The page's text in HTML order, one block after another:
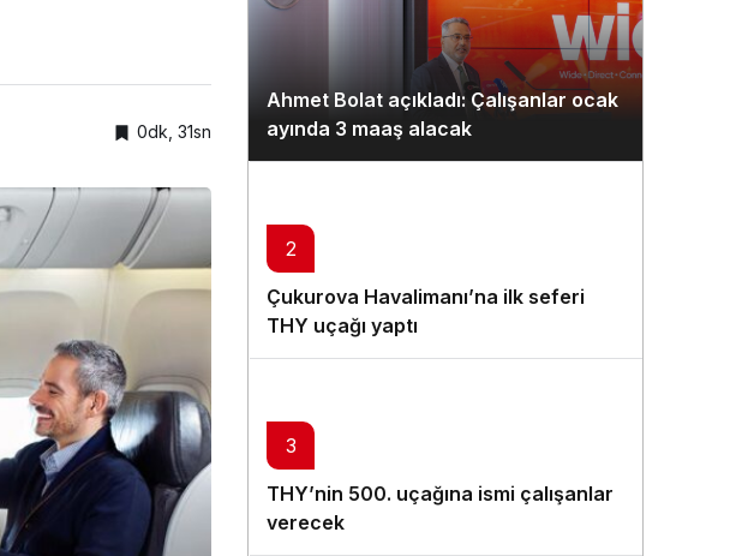
0dk, 31sn
Ahmet Bolat açıkladı: Çalışanlar ocak
ayında 3 maaş alacak
2
Çukurova Havalimanı’na ilk seferi
THY uçağı yaptı
3
THY’nin 500. uçağına ismi çalışanlar
verecek